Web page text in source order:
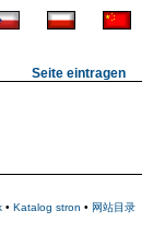
Seite eintragen
• Katalog stron • 网站目录